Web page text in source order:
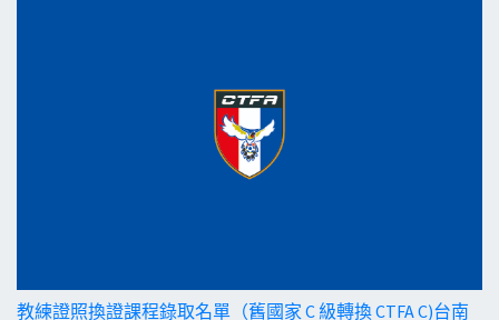
教練證照換證課程錄取名單（舊國家 C 級轉換 CTFA C)台南